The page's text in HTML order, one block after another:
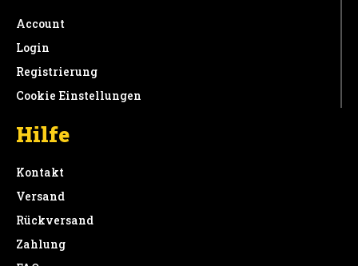
Account
Login
Registrierung
Cookie Einstellungen
Hilfe
Kontakt
Versand
Rückversand
Zahlung